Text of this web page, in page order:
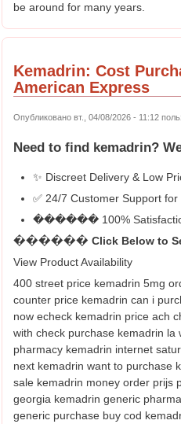
be around for many years.
Kemadrin: Cost
American Express
Опубликовано вт., 04/08/2026 - 11:12
Need to find kemadrin?
✨ Discreet Delivery & Low
✅ 24/7 Customer Support
������ 100%
������ Click Below to
View Product Availability
400 street price kemadrin 5mg
counter price kemadrin can i
now echeck kemadrin price ach
with check purchase kemadrin la
pharmacy kemadrin internet
next kemadrin want to purchase
sale kemadrin money order prijs
georgia kemadrin generic
generic purchase buy cod